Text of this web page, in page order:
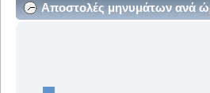
Αποστολές μηνυμάτων ανά